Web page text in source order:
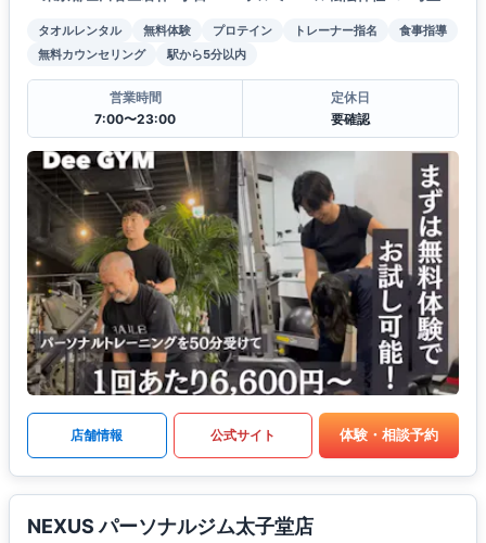
タオルレンタル 無料体験 プロテイン トレーナー指名
食事指導
無料カウンセリング
駅から5分以内
営業時間
7:00〜23:00
定休日
要確認
店舗情報 公式サイト 体験・相談予約
NEXUS パーソナルジム太子堂店